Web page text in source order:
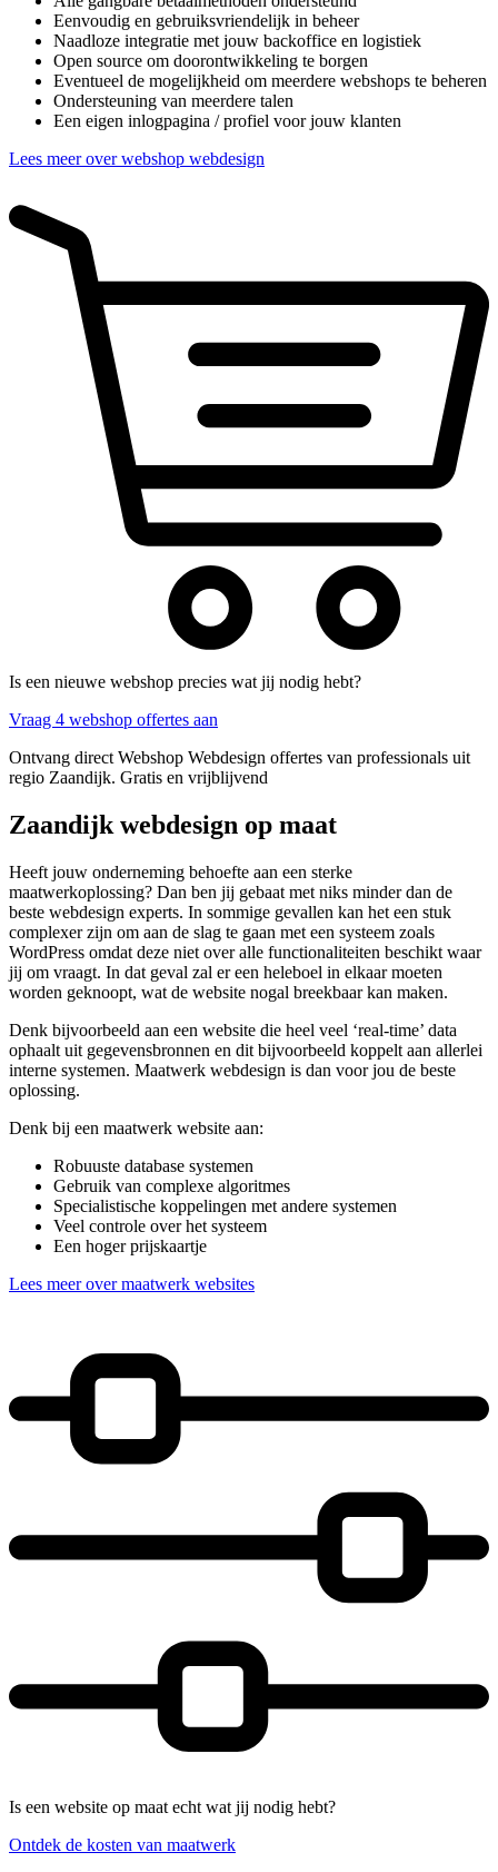
Eenvoudig en gebruiksvriendelijk in beheer
Naadloze integratie met jouw backoffice en logistiek
Open source om doorontwikkeling te borgen
Eventueel de mogelijkheid om meerdere webshops te beheren
Ondersteuning van meerdere talen
Een eigen inlogpagina / profiel voor jouw klanten
Lees meer over webshop webdesign
Is een nieuwe webshop precies wat jij nodig hebt?
Vraag 4 webshop offertes aan
Ontvang direct Webshop Webdesign offertes van professionals uit
regio Zaandijk. Gratis en vrijblijvend
Zaandijk webdesign op maat
Heeft jouw onderneming behoefte aan een sterke
maatwerkoplossing? Dan ben jij gebaat met niks minder dan de
beste webdesign experts. In sommige gevallen kan het een stuk
complexer zijn om aan de slag te gaan met een systeem zoals
WordPress omdat deze niet over alle functionaliteiten beschikt waar
jij om vraagt. In dat geval zal er een heleboel in elkaar moeten
worden geknoopt, wat de website nogal breekbaar kan maken.
Denk bijvoorbeeld aan een website die heel veel ‘real-time’ data
ophaalt uit gegevensbronnen en dit bijvoorbeeld koppelt aan allerlei
interne systemen. Maatwerk webdesign is dan voor jou de beste
oplossing.
Denk bij een maatwerk website aan:
Robuuste database systemen
Gebruik van complexe algoritmes
Specialistische koppelingen met andere systemen
Veel controle over het systeem
Een hoger prijskaartje
Lees meer over maatwerk websites
Is een website op maat echt wat jij nodig hebt?
Ontdek de kosten van maatwerk